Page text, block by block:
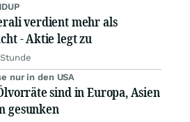
verdient mehr als
- Aktie legt zu
nur in den USA
sind in Europa, Asien
gesunken